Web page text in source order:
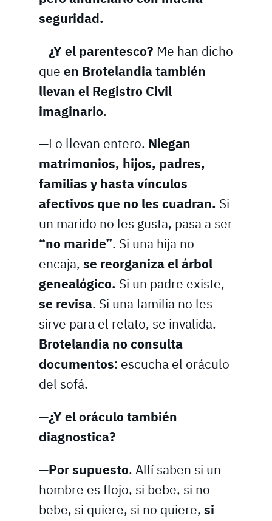
seguridad.
—¿Y el parentesco? Me han dicho
que en Brotelandia también
llevan el Registro Civil
imaginario.
—Lo llevan entero. Niegan
matrimonios, hijos, padres,
familias y hasta vínculos
afectivos que no les cuadran. Si
un marido no les gusta, pasa a ser
“no maride”. Si una hija no
encaja, se reorganiza el árbol
genealógico. Si un padre existe,
se revisa. Si una familia no les
sirve para el relato, se invalida.
Brotelandia no consulta
documentos: escucha el oráculo
del sofá.
—¿Y el oráculo también
diagnostica?
—Por supuesto. Allí saben si un
hombre es flojo, si bebe, si no
bebe, si quiere, si no quiere, si